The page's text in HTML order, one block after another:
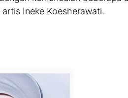
Ineke Koesherawati.